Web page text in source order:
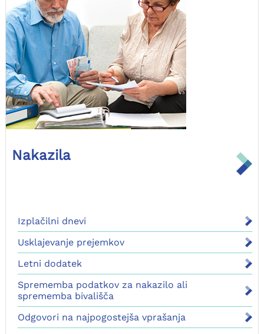
Nakazila
Izplačilni dnevi
Usklajevanje prejemkov
Letni dodatek
Sprememba podatkov za nakazilo ali
sprememba bivališča
Odgovori na najpogostejša vprašanja